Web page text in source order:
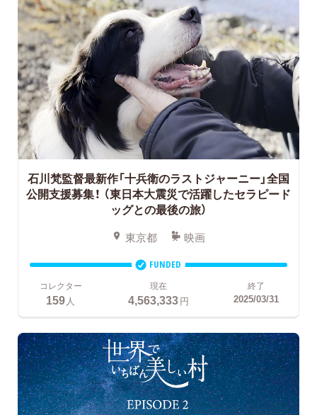
石川梵監督最新作「十兵衛のラストジャーニー」全国
公開支援募集！ （東日本大震災で活躍したセラピード
ッグとの最後の旅）
東京都 映画
FUNDED
コレクター
159 人
現在
4,563,333円
終了
2025/03/31